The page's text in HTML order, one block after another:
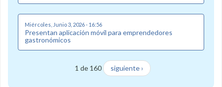
Miércoles, Junio 3, 2026 - 16:56
Presentan aplicación móvil para emprendedores
gastronómicos
1 de 160 siguiente ›